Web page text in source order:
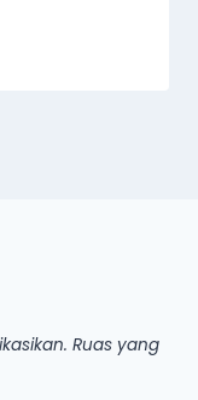
Ruas yang